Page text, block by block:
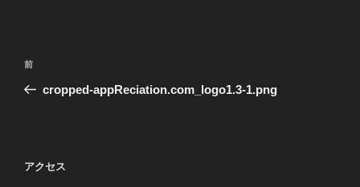
投
ナ
ー
過
去
前
cropped-appReciation.com_logo1.3-1.png
アクセス